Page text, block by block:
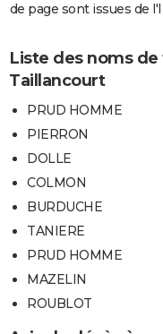
de page sont issues de
Liste des noms
Taillancourt
PRUD HOMME
PIERRON
DOLLE
COLMON
BURDUCHE
TANIERE
PRUD HOMME
MAZELIN
ROUBLOT